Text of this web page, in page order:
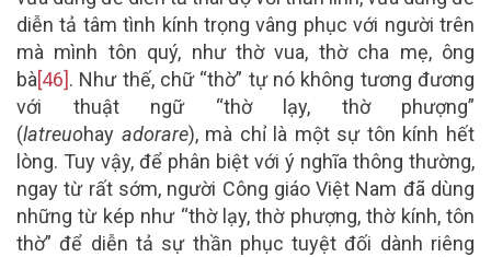
diễn tả tâm tình kính trọng vâng phục với người trên
mà mình tôn quý, như thờ vua, thờ cha mẹ, ông
bà[46]. Như thế, chữ “thờ” tự nó không tương đương
với thuật ngữ “thờ lạy, thờ phượng”
(latreuohay adorare), mà chỉ là một sự tôn kính hết
lòng. Tuy vậy, để phân biệt với ý nghĩa thông thường,
ngay từ rất sớm, người Công giáo Việt Nam đã dùng
những từ kép như “thờ lạy, thờ phượng, thờ kính, tôn
thờ” để diễn tả sự thần phục tuyệt đối dành riêng